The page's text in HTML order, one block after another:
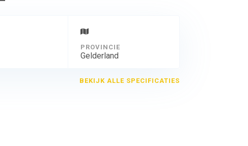
PROVINCIE
Gelderland
BEKIJK ALLE SPECIFICATIES